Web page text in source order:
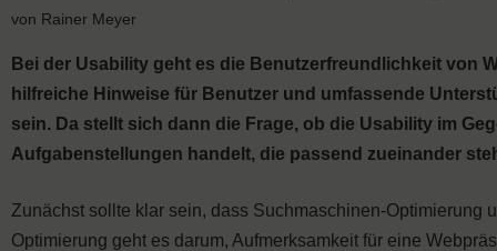
von Rainer Meyer
Bei der Usability geht es die Benutzerfreundlichkeit von
hilfreiche Hinweise für Benutzer und umfassende
sein. Da stellt sich dann die Frage, ob die Usability im
Aufgabenstellungen handelt, die passend zueinander
Zunächst sollte klar sein, dass Suchmaschinen-
Optimierung geht es darum, Aufmerksamkeit für eine